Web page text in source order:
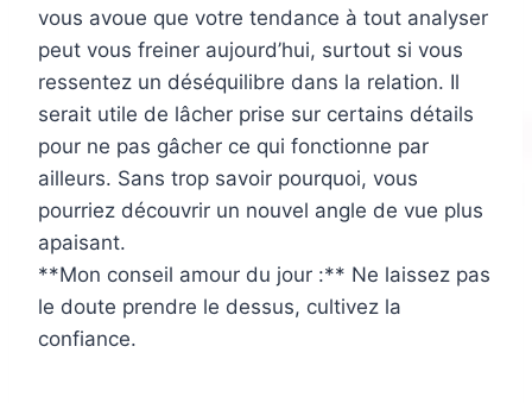
vous avoue que votre tendance à tout analyser
peut vous freiner aujourd’hui, surtout si vous
ressentez un déséquilibre dans la relation. Il
serait utile de lâcher prise sur certains détails
pour ne pas gâcher ce qui fonctionne par
ailleurs. Sans trop savoir pourquoi, vous
pourriez découvrir un nouvel angle de vue plus
apaisant.
**Mon conseil amour du jour :** Ne laissez pas
le doute prendre le dessus, cultivez la
confiance.